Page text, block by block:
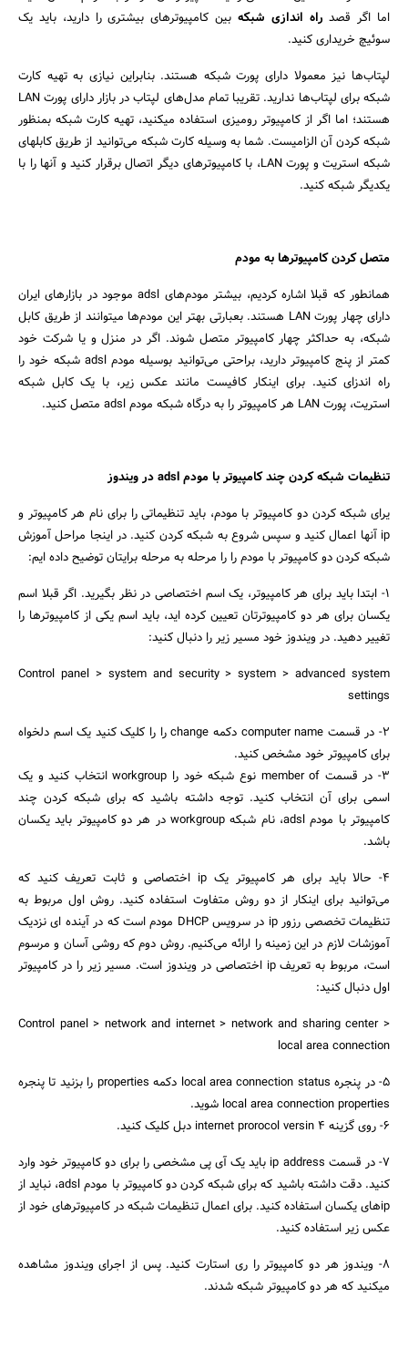
اما اگر قصد راه اندازی شبکه بین کامپیوترهای بیشتری را دارید، باید یک
سوئیچ خریداری کنید.
لپتاب‌ها نیز معمولا دارای پورت شبکه هستند. بنابراین نیازی به تهیه کارت
شبکه برای لپتاب‌ها ندارید. تقریبا تمام مدل‌های لپتاب در بازار دارای پورت LAN
هستند؛ اما اگر از کامپیوتر رومیزی استفاده میکنید، تهیه کارت شبکه بمنظور
شبکه کردن آن الزامیست. شما به وسیله کارت شبکه می‌توانید از طریق کابلهای
شبکه استریت و پورت LAN، با کامپیوترهای دیگر اتصال برقرار کنید و آنها را با
یکدیگر شبکه کنید.
متصل کردن کامپیوترها به مودم
همانطور که قبلا اشاره کردیم، بیشتر مودم‌های adsl موجود در بازارهای ایران
دارای چهار پورت LAN هستند. بعبارتی بهتر این مودم‌ها میتوانند از طریق کابل
شبکه، به حداکثر چهار کامپیوتر متصل شوند. اگر در منزل و یا شرکت خود
کمتر از پنج کامپیوتر دارید، براحتی می‌توانید بوسیله مودم adsl شبکه خود را
راه اندزای کنید. برای اینکار کافیست مانند عکس زیر، با یک کابل شبکه
استریت، پورت LAN هر کامپیوتر را به درگاه شبکه مودم adsl متصل کنید.
تنظیمات شبکه کردن چند کامپیوتر با مودم adsl در ویندوز
یرای شبکه کردن دو کامپیوتر با مودم، باید تنظیماتی را برای نام هر کامپیوتر و
ip آنها اعمال کنید و سپس شروع به شبکه کردن کنید. در اینجا مراحل آموزش
شبکه کردن دو کامپیوتر با مودم را را مرحله به مرحله برایتان توضیح داده ایم:
1- ابتدا باید برای هر کامپیوتر، یک اسم اختصاصی در نظر بگیرید. اگر قبلا اسم
یکسان برای هر دو کامپیوترتان تعیین کرده اید، باید اسم یکی از کامپیوترها را
تغییر دهید. در ویندوز خود مسیر زیر را دنبال کنید:
Control panel > system and security > system > advanced system
settings
2- در قسمت computer name دکمه change را را کلیک کنید یک اسم دلخواه
برای کامپیوتر خود مشخص کنید.
3- در قسمت member of نوع شبکه خود را workgroup انتخاب کنید و یک
اسمی برای آن انتخاب کنید. توجه داشته باشید که برای شبکه کردن چند
کامپیوتر با مودم adsl، نام شبکه workgroup در هر دو کامپیوتر باید یکسان
باشد.
4- حالا باید برای هر کامپیوتر یک ip اختصاصی و ثابت تعریف کنید که
می‌توانید برای اینکار از دو روش متفاوت استفاده کنید. روش اول مربوط به
تنظیمات تخصصی رزور ip در سرویس DHCP مودم است که در آینده ای نزدیک
آموزشات لازم در این زمینه را ارائه می‌کنیم. روش دوم که روشی آسان و مرسوم
است، مربوط به تعریف ip اختصاصی در ویندوز است. مسیر زیر را در کامپیوتر
اول دنبال کنید:
Control panel > network and internet > network and sharing center >
local area connection
5- در پنجره local area connection status دکمه properties را بزنید تا پنجره
local area connection properties شوید.
6- روی گزینه internet prorocol versin 4 دبل کلیک کنید.
7- در قسمت ip address باید یک آی پی مشخصی را برای دو کامپیوتر خود وارد
کنید. دقت داشته باشید که برای شبکه کردن دو کامپیوتر با مودم adsl، نباید از
ip‌های یکسان استفاده کنید. برای اعمال تنظیمات شبکه در کامپیوترهای خود از
عکس زیر استفاده کنید.
8- ویندوز هر دو کامپیوتر را ری استارت کنید. پس از اجرای ویندوز مشاهده
میکنید که هر دو کامپیوتر شبکه شدند.